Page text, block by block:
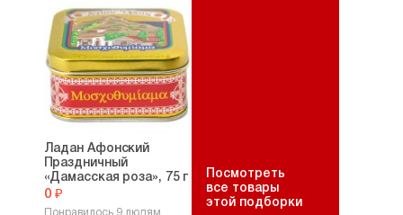
Ладан Афонский
Праздничный
«Дамасская роза», 75 г
0 ₽
Понравилось 9 людям
Посмотреть
все товары
этой подборки